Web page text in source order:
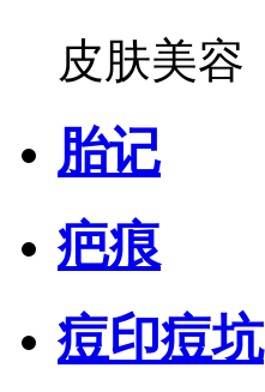
皮肤美容
胎记
疤痕
痘印痘坑